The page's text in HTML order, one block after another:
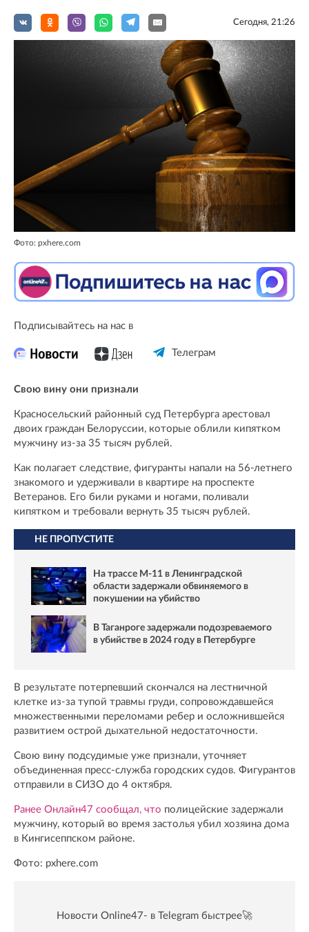
Сегодня, 21:26
Фото: pxhere.com
Подписывайтесь на нас в
Телеграм
Свою вину они признали
Красносельский районный суд Петербурга арестовал
двоих граждан Белоруссии, которые облили кипятком
мужчину из-за 35 тысяч рублей.
Как полагает следствие, фигуранты напали на 56-летнего
знакомого и удерживали в квартире на проспекте
Ветеранов. Его били руками и ногами, поливали
кипятком и требовали вернуть 35 тысяч рублей.
НЕ ПРОПУСТИТЕ
На трассе М-11 в Ленинградской
области задержали обвиняемого в
покушении на убийство
В Таганроге задержали подозреваемого
в убийстве в 2024 году в Петербурге
В результате потерпевший скончался на лестничной
клетке из-за тупой травмы груди, сопровождавшейся
множественными переломами ребер и осложнившейся
развитием острой дыхательной недостаточности.
Свою вину подсудимые уже признали, уточняет
объединенная пресс-служба городских судов. Фигурантов
отправили в СИЗО до 4 октября.
Ранее Онлайн47 сообщал, что полицейские задержали
мужчину, который во время застолья убил хозяина дома
в Кингисеппском районе.
Фото: pxhere.com
Новости Online47- в Telegram быстрее🚀